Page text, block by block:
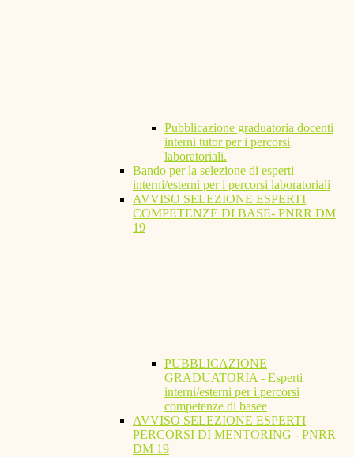
Pubblicazione graduatoria docenti
interni tutor per i percorsi
laboratoriali.
Bando per la selezione di esperti
interni/esterni per i percorsi laboratoriali
AVVISO SELEZIONE ESPERTI
COMPETENZE DI BASE- PNRR DM
19
PUBBLICAZIONE
GRADUATORIA - Esperti
interni/esterni per i percorsi
competenze di basee
AVVISO SELEZIONE ESPERTI
PERCORSI DI MENTORING - PNRR
DM 19